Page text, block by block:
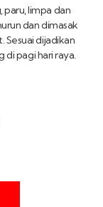
limpa dan
dan dimasak
Sesuai dijadikan
di pagi hari raya.